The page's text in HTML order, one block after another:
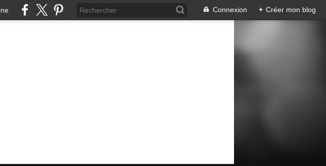
Connexion + Créer mon blog